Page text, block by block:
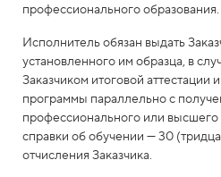
профессионального образования.
Исполнитель обязан выдать
установленного им образца, в
Заказчиком итоговой аттестации
программы параллельно с
профессионального или
справки об обучении — 30
отчисления Заказчика.